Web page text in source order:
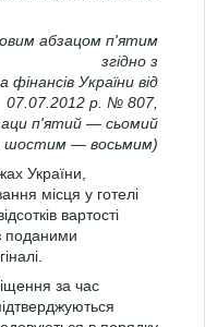
абзацом п'ятим
згідно з
України від
07.07.2012 р. № 807,
п'ятий — сьомий
шостим — восьмим)
України,
місця у готелі
вартості
поданими
за час